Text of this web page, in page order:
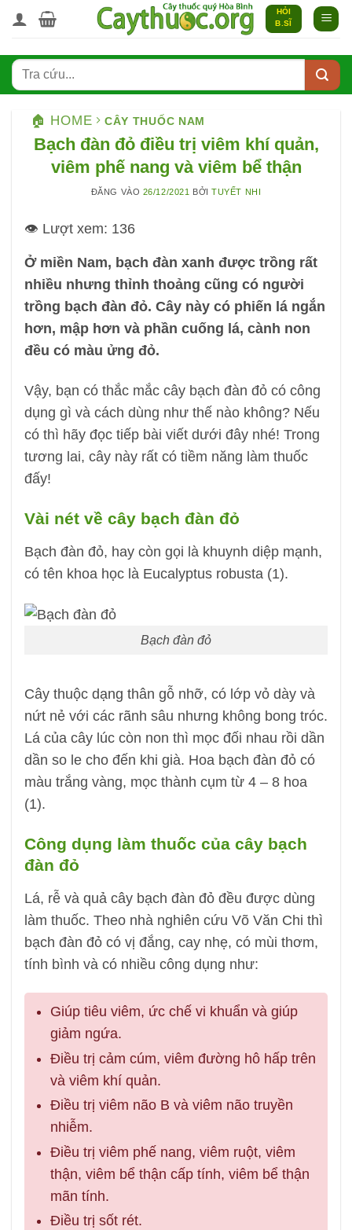
qua
dung
HỎI
B.SĨ
🏠 HOME CÂY THUỐC NAM
Bạch đàn đỏ điều trị viêm khí quản,
viêm phế nang và viêm bể thận
ĐĂNG VÀO 26/12/2021 BỞITUYẾT NHI
👁️ Lượt xem: 136
Ở miền Nam, bạch đàn xanh được trồng rất
nhiều nhưng thỉnh thoảng cũng có người
trồng bạch đàn đỏ. Cây này có phiến lá ngắn
hơn, mập hơn và phần cuống lá, cành non
đều có màu ửng đỏ.
Vậy, bạn có thắc mắc cây bạch đàn đỏ có công
dụng gì và cách dùng như thế nào không? Nếu
có thì hãy đọc tiếp bài viết dưới đây nhé! Trong
tương lai, cây này rất có tiềm năng làm thuốc
đấy!
Vài nét về cây bạch đàn đỏ
Bạch đàn đỏ, hay còn gọi là khuynh diệp mạnh,
có tên khoa học là Eucalyptus robusta (1).
Bạch đàn đỏ
Cây thuộc dạng thân gỗ nhỡ, có lớp vỏ dày và
nứt nẻ với các rãnh sâu nhưng không bong tróc.
Lá của cây lúc còn non thì mọc đối nhau rồi dần
dần so le cho đến khi già. Hoa bạch đàn đỏ có
màu trắng vàng, mọc thành cụm từ 4 – 8 hoa
(1).
Công dụng làm thuốc của cây bạch
đàn đỏ
Lá, rễ và quả cây bạch đàn đỏ đều được dùng
làm thuốc. Theo nhà nghiên cứu Võ Văn Chi thì
bạch đàn đỏ có vị đắng, cay nhẹ, có mùi thơm,
tính bình và có nhiều công dụng như:
Giúp tiêu viêm, ức chế vi khuẩn và giúp
giảm ngứa.
Điều trị cảm cúm, viêm đường hô hấp trên
và viêm khí quản.
Điều trị viêm não B và viêm não truyền
nhiễm.
Điều trị viêm phế nang, viêm ruột, viêm
thận, viêm bể thận cấp tính, viêm bể thận
mãn tính.
Điều trị sốt rét.